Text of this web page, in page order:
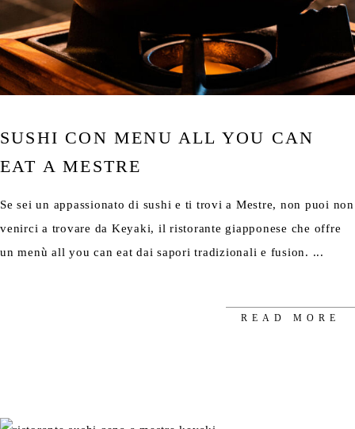
SUSHI CON MENU ALL YOU CAN
EAT A MESTRE
Se sei un appassionato di sushi e ti trovi a Mestre, non puoi non
venirci a trovare da Keyaki, il ristorante giapponese che offre
un menù all you can eat dai sapori tradizionali e fusion.
READ MORE